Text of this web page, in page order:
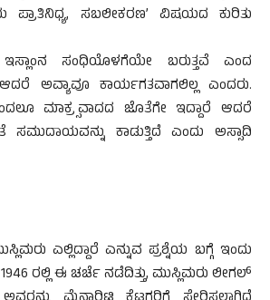
ಪ್ರಾತಿನಿಧ್ಯ, ಸಬಲೀಕರಣ’ ವಿಷಯದ ಕುರಿತು
ಸಂಧಿಯೊಳಗೆಯೇ ಬರುತ್ತವೆ ಎಂದ
ಅವ್ಯಾವೂ ಕಾರ್ಯಗತವಾಗಲಿಲ್ಲ ಎಂದರು.
ಮಾಕ್ರ್ಸವಾದದ ಜೊತೆಗೇ ಇದ್ದಾರೆ ಆದರೆ
ಕಾಡುತ್ತಿದೆ ಎಂದು ಅಸ್ಸಾದಿ
ಎಲ್ಲಿದ್ದಾರೆ ಎನ್ನುವ ಪ್ರಶ್ನೆಯ ಬಗ್ಗೆ ಇಂದು
ರಲ್ಲಿ ಈ ಚರ್ಚೆ ನಡೆದಿತ್ತು, ಮುಸ್ಲಿಮರು ಲೀಗಲ್